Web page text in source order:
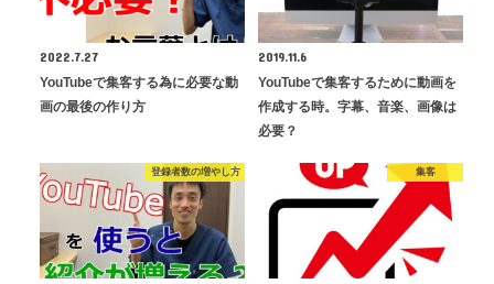
2022.7.27
YouTubeで集客する為に必要な動
画の最後の作り方
2019.11.6
YouTubeで集客するために動画を
作成する時。字幕、音楽、画像は
必要？
登録者数の増やし方 集客